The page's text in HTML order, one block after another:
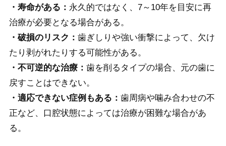
・寿命がある： 永久的ではなく、7～10年を目安に再
治療が必要となる場合がある。
・破損のリスク： 歯ぎしりや強い衝撃によって、欠け
たり剥がれたりする可能性がある。
・不可逆的な治療： 歯を削るタイプの場合、元の歯に
戻すことはできない。
・適応できない症例もある： 歯周病や噛み合わせの不
正など、口腔状態によっては治療が困難な場合があ
る。